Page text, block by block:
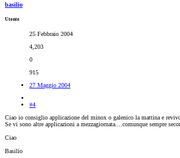
basilio
Utente
25 Febbraio 2004
4,203
0
915
27 Maggio 2004
#4
Ciao io consiglio applicazione del minox o galenico la mattina e
Se vi sono altre applicazioni a mezzagiornata....comunque sempre
Ciao
Basilio